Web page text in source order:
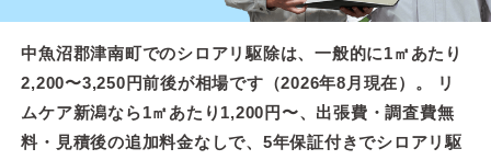
中魚沼郡津南町でのシロアリ駆除は、一般的に1㎡あたり
2,200〜3,250円前後が相場です（2026年8月現在）。 リ
ムケア新潟なら1㎡あたり1,200円〜、出張費・調査費無
料・見積後の追加料金なしで、5年保証付きでシロアリ駆